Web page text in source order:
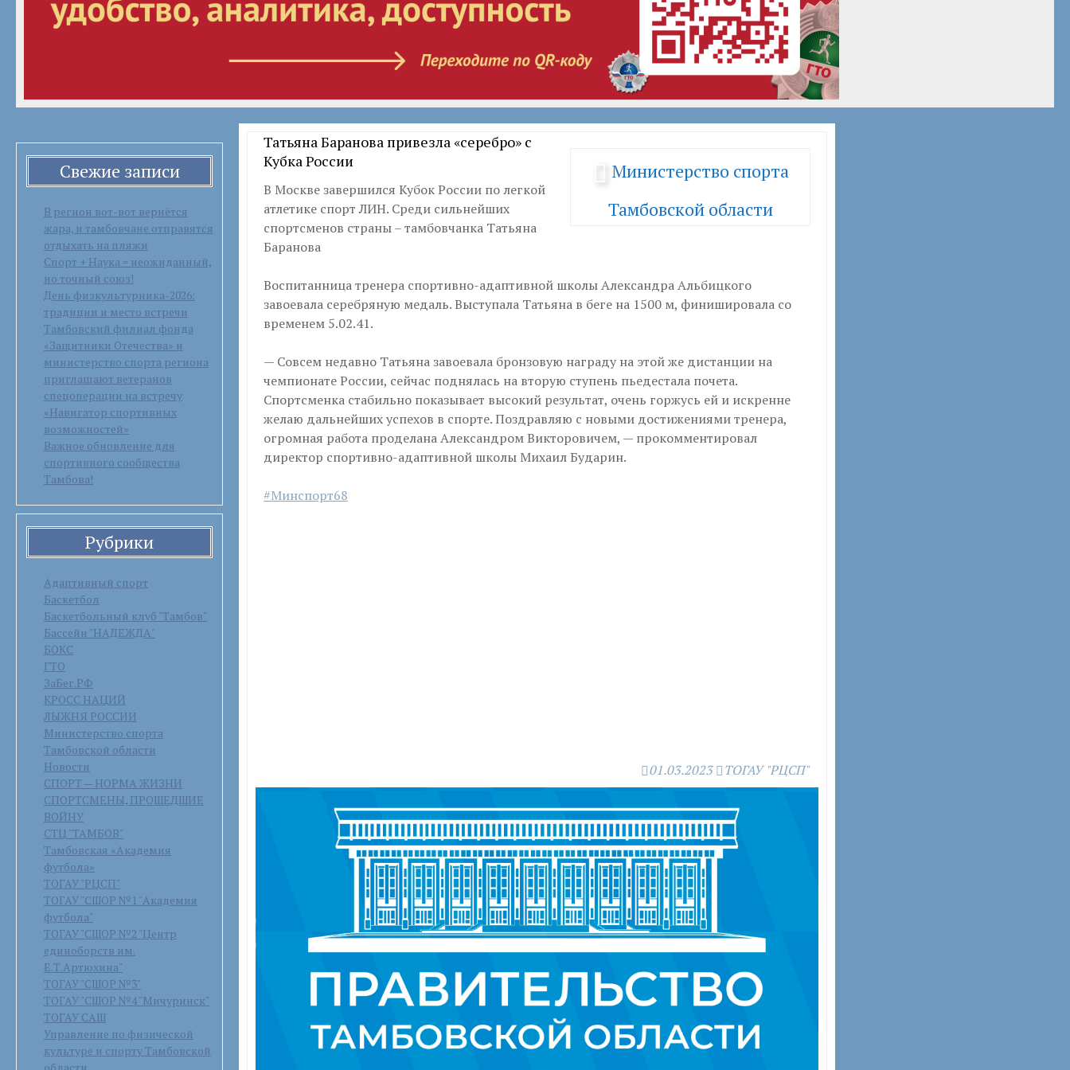
Свежие записи
В регион вот-вот вернётся
жара, и тамбовчане отправятся
отдыхать на пляжи
Спорт + Наука = неожиданный,
но точный союз!
День физкультурника-2026:
традиции и место встречи
Тамбовский филиал фонда
«Защитники Отечества» и
министерство спорта региона
приглашают ветеранов
спецоперации на встречу
«Навигатор спортивных
возможностей»
Важное обновление для
спортивного сообщества
Тамбова!
Рубрики
Адаптивный спорт
Баскетбол
Баскетбольный клуб "Тамбов"
Бассейн "НАДЕЖДА"
БОКС
ГТО
ЗаБег.РФ
КРОСС НАЦИЙ
ЛЫЖНЯ РОССИИ
Министерство спорта
Тамбовской области
Новости
СПОРТ — НОРМА ЖИЗНИ
СПОРТСМЕНЫ, ПРОШЕДШИЕ
ВОЙНУ
СТЦ "ТАМБОВ"
Тамбовская «Академия
футбола»
ТОГАУ "РЦСП"
ТОГАУ "СШОР №1 "Академия
футбола"
ТОГАУ "СШОР №2 "Центр
единоборств им.
Е.Т.Артюхина"
ТОГАУ "СШОР №3"
ТОГАУ "СШОР №4 "Мичуринск"
ТОГАУ САШ
Управление по физической
культуре и спорту Тамбовской
Министерство спорта
Тамбовской области
Татьяна Баранова привезла «серебро» с
Кубка России
В Москве завершился Кубок России по легкой
атлетике спорт ЛИН. Среди сильнейших
спортсменов страны – тамбовчанка Татьяна
Баранова
Воспитанница тренера спортивно-адаптивной школы Александра Альбицкого
завоевала серебряную медаль. Выступала Татьяна в беге на 1500 м, финишировала со
временем 5.02.41.
— Совсем недавно Татьяна завоевала бронзовую награду на этой же дистанции на
чемпионате России, сейчас поднялась на вторую ступень пьедестала почета.
Спортсменка стабильно показывает высокий результат, очень горжусь ей и искренне
желаю дальнейших успехов в спорте. Поздравляю с новыми достижениями тренера,
огромная работа проделана Александром Викторовичем, — прокомментировал
директор спортивно-адаптивной школы Михаил Бударин.
#Минспорт68
01.03.2023 ТОГАУ "РЦСП"